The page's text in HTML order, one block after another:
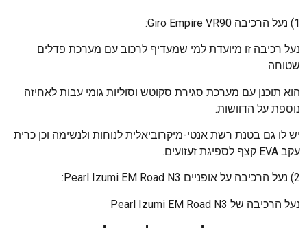
1) נעל הרכיבה Giro Empire VR90:
נעל רכיבה זו מיועדת למי שמעדיף לרכוב עם מערכת פדלים
שטוחה.
הוא תוכנן עם מערכת סגירת סקוטש וסוליות גומי עבות לאחיזה
נוספת על הדוושות.
יש לו גם בטנת רשת אנטי-מיקרוביאלית לנוחות ולנשימה וכן כרית
עקב EVA קצף לספיגת זעזועים.
2) נעל הרכיבה על אופניים Pearl Izumi EM Road N3:
נעל הרכיבה של Pearl Izumi EM Road N3